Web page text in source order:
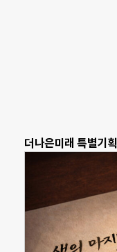
더나은미래 특별기획